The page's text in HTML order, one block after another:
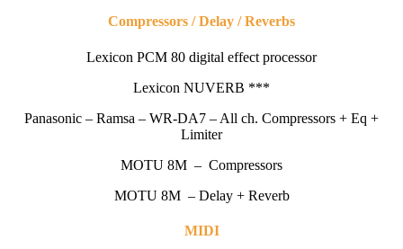
Compressors /Delay / Reverbs
Lexicon PCM 80 digital effect processor
Lexicon NUVERB ***
Panasonic – Ramsa – WR-DA7 – All ch. Compressors + Eq +
Limiter
MOTU 8M – Compressors
MOTU 8M – Delay + Reverb
MIDI